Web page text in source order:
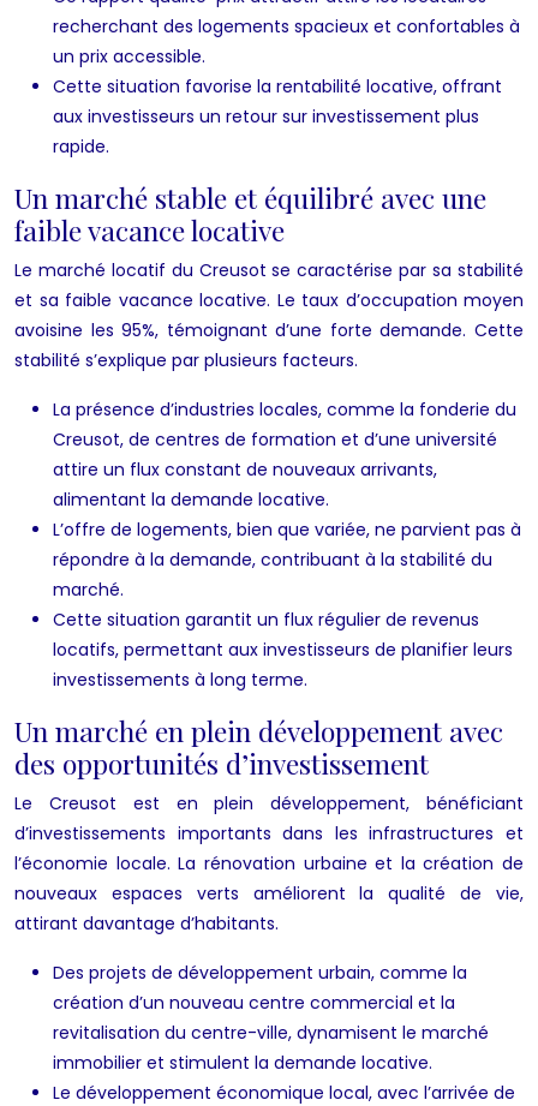
recherchant des logements spacieux et confortables à
un prix accessible.
Cette situation favorise la rentabilité locative, offrant
aux investisseurs un retour sur investissement plus
rapide.
Un marché stable et équilibré avec une
faible vacance locative
Le marché locatif du Creusot se caractérise par sa stabilité
et sa faible vacance locative. Le taux d’occupation moyen
avoisine les 95%, témoignant d’une forte demande. Cette
stabilité s’explique par plusieurs facteurs.
La présence d’industries locales, comme la fonderie du
Creusot, de centres de formation et d’une université
attire un flux constant de nouveaux arrivants,
alimentant la demande locative.
L’offre de logements, bien que variée, ne parvient pas à
répondre à la demande, contribuant à la stabilité du
marché.
Cette situation garantit un flux régulier de revenus
locatifs, permettant aux investisseurs de planifier leurs
investissements à long terme.
Un marché en plein développement avec
des opportunités d’investissement
Le Creusot est en plein développement, bénéficiant
d’investissements importants dans les infrastructures et
l’économie locale. La rénovation urbaine et la création de
nouveaux espaces verts améliorent la qualité de vie,
attirant davantage d’habitants.
Des projets de développement urbain, comme la
création d’un nouveau centre commercial et la
revitalisation du centre-ville, dynamisent le marché
immobilier et stimulent la demande locative.
Le développement économique local, avec l’arrivée de